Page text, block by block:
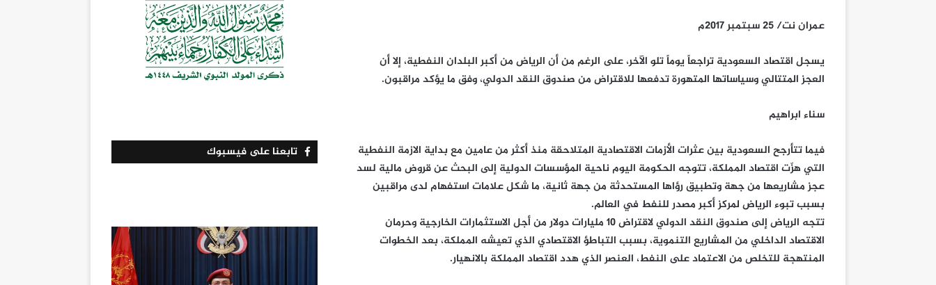
عمران نت/ 25 سبتمبر 2017م
يسجل اقتصاد السعودية تراجعاً يوماً تلو الآخر، على الرغم من أن الرياض من أكبر البلدان النفطية، إلا أن
العجز المتتالي وسياساتها المتهورة تدفعها للاقتراض من صندوق النقد الدولي، وفق ما يؤكد مراقبون.
سناء ابراهيم
فيما تتأرجح السعودية بين عثرات الأزمات الاقتصادية المتلاحقة منذ أكثر من عامين مع بداية الازمة النفطية
التي هزّت اقتصاد المملكة، تتوجه الحكومة اليوم ناحية المؤسسات الدولية إلى البحث عن قروض مالية لسد
عجز مشاريعها من جهة وتطبيق رؤاها المستحدثة من جهة ثانية، ما شكل علامات استفهام لدى مراقبين
بسبب تبوء الرياض لمركز أكبر مصدر للنفط في العالم.
تتجه الرياض إلى صندوق النقد الدولي لاقتراض 10 مليارات دولار من أجل الاستثمارات الخارجية وحرمان
الاقتصاد الداخلي من المشاريع التنموية، بسبب التباطؤ الاقتصادي الذي تعيشه المملكة، بعد الخطوات
المنتهجة للتخلص من الاعتماد على النفط، العنصر الذي هدد اقتصاد المملكة بالانهيار.
تابعنا على فيسبوك